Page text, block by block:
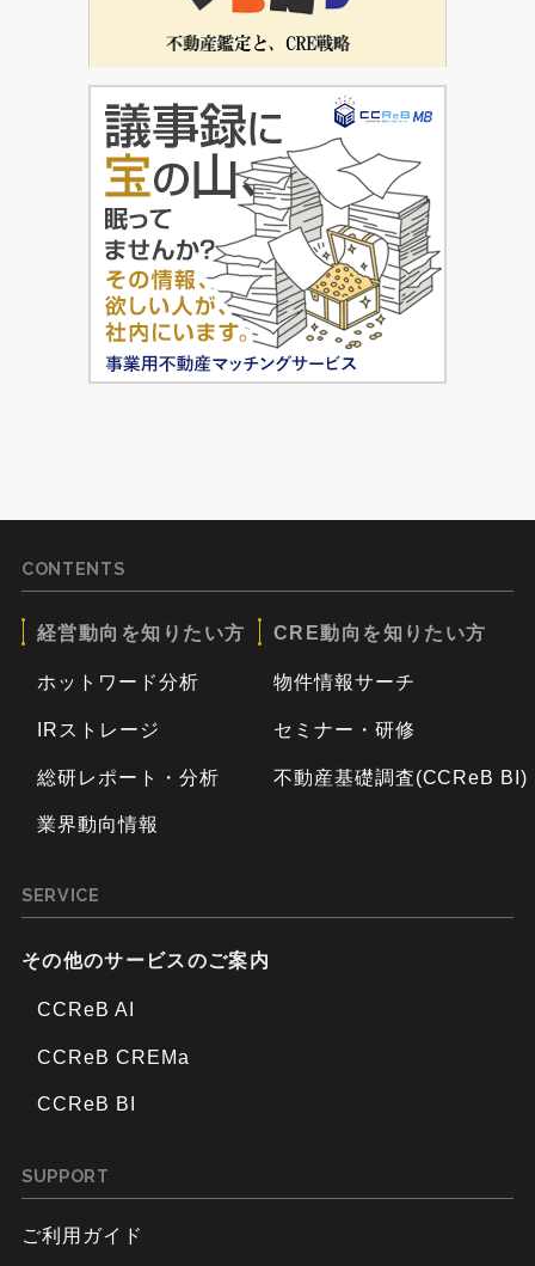
CONTENTS
経営動向を知りたい方
ホットワード分析
IRストレージ
総研レポート・分析
業界動向情報
CRE動向を知りたい方
物件情報サーチ
セミナー・研修
不動産基礎調査(CCReB BI)
SERVICE
その他のサービスのご案内
CCReB AI
CCReB CREMa
CCReB BI
SUPPORT
ご利用ガイド